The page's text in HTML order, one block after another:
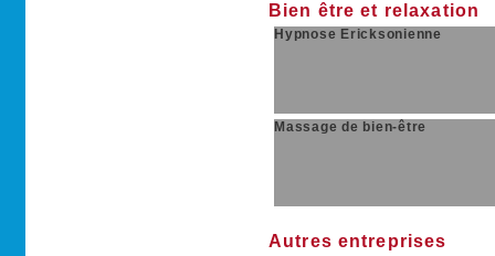
Bien être et relaxation
Hypnose Ericksonienne
Massage de bien-être
Autres entreprises